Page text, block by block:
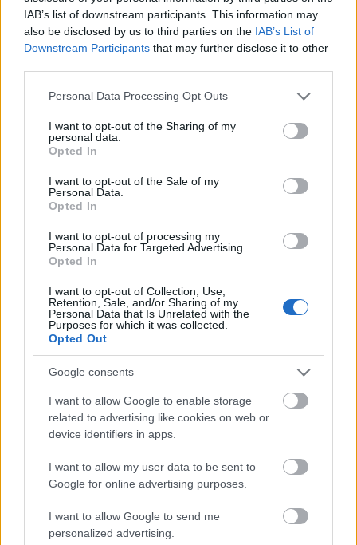
IAB’s list of downstream participants. This information may
also be disclosed by us to third parties on the IAB’s List of
Downstream Participants that may further disclose it to other
Please note that this website/app uses one or more Google
not limited to your visit or usage behaviour. You may click to
grant or deny consent to Google and its third-party tags to
use your data for below specified purposes in below Google
consent section.
Personal Data Processing Opt Outs
I want to opt-out of the Sharing of my
personal data.
Opted In
I want to opt-out of the Sale of my
Personal Data.
Opted In
I want to opt-out of processing my
Personal Data for Targeted Advertising.
Opted In
I want to opt-out of Collection, Use,
Retention, Sale, and/or Sharing of my
Personal Data that Is Unrelated with the
Purposes for which it was collected.
Opted Out
Google consents
I want to allow Google to enable storage
related to advertising like cookies on web or
device identifiers in apps.
I want to allow my user data to be sent to
Google for online advertising purposes.
I want to allow Google to send me
personalized advertising.
Kiss V. Balázs beszélgetés sorozatának ötödik
vendége Badár Tamás bűvész volt. Balázs a hazai
bűvészélet jelentős alakjaival készít interjút a Bűvész
blogon. A beszélgetést itt tudjátok megnézni:
https://www.youtube.com/watch?v=_hIAotlQfK4
Astor - Bűvésztalk #4 (Kiss V. Balázs
beszélgetés sorozata)
Kelle Botond•2020. július 04.
Kiss V. Balázs beszélgetés sorozatának negyedik
volt. Balázs a hazai bűvészélet jelentős alakjaival
készít interjút a Bűvész blogon. A beszélgetést itt